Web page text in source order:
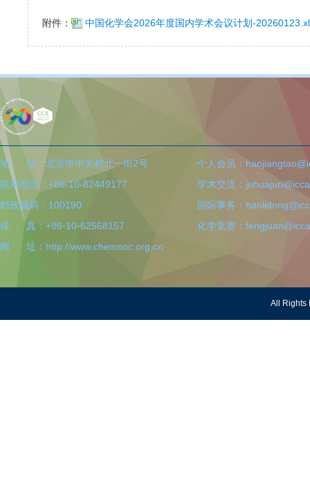
附件： 中国化学会2026年度国内学术会议计划-
地 址：北京市中关村北一街2号
联系电话：+86-10-82449177
邮政编码：100190
传 真：+86-10-62568157
网 址：http://www.chemsoc.org.cn
个人会员：
学术交流：
国际事务：
化学竞赛：
All Rights